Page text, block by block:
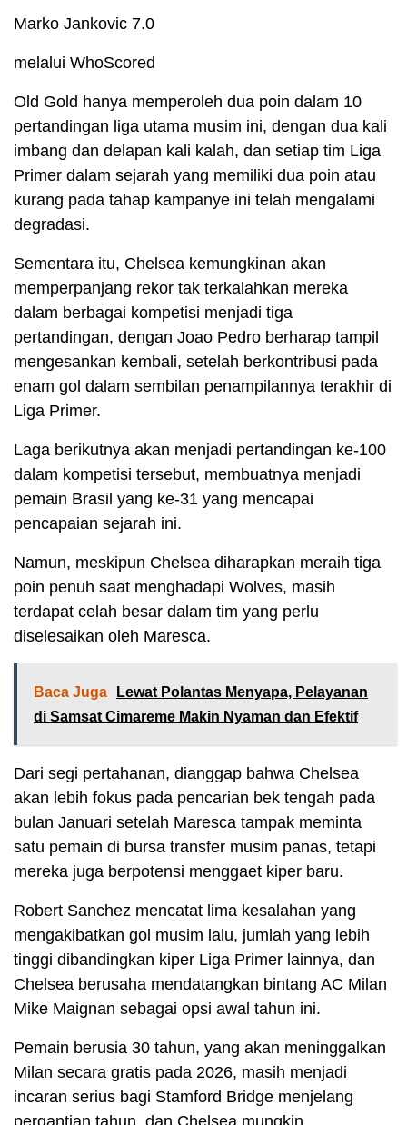
Marko Jankovic 7.0
melalui WhoScored
Old Gold hanya memperoleh dua poin dalam 10
pertandingan liga utama musim ini, dengan dua kali
imbang dan delapan kali kalah, dan setiap tim Liga
Primer dalam sejarah yang memiliki dua poin atau
kurang pada tahap kampanye ini telah mengalami
degradasi.
Sementara itu, Chelsea kemungkinan akan
memperpanjang rekor tak terkalahkan mereka
dalam berbagai kompetisi menjadi tiga
pertandingan, dengan Joao Pedro berharap tampil
mengesankan kembali, setelah berkontribusi pada
enam gol dalam sembilan penampilannya terakhir di
Liga Primer.
Laga berikutnya akan menjadi pertandingan ke-100
dalam kompetisi tersebut, membuatnya menjadi
pemain Brasil yang ke-31 yang mencapai
pencapaian sejarah ini.
Namun, meskipun Chelsea diharapkan meraih tiga
poin penuh saat menghadapi Wolves, masih
terdapat celah besar dalam tim yang perlu
diselesaikan oleh Maresca.
Baca Juga
Lewat Polantas Menyapa, Pelayanan
di Samsat Cimareme Makin Nyaman dan Efektif
Dari segi pertahanan, dianggap bahwa Chelsea
akan lebih fokus pada pencarian bek tengah pada
bulan Januari setelah Maresca tampak meminta
satu pemain di bursa transfer musim panas, tetapi
mereka juga berpotensi menggaet kiper baru.
Robert Sanchez mencatat lima kesalahan yang
mengakibatkan gol musim lalu, jumlah yang lebih
tinggi dibandingkan kiper Liga Primer lainnya, dan
Chelsea berusaha mendatangkan bintang AC Milan
Mike Maignan sebagai opsi awal tahun ini.
Pemain berusia 30 tahun, yang akan meninggalkan
Milan secara gratis pada 2026, masih menjadi
incaran serius bagi Stamford Bridge menjelang
pergantian tahun, dan Chelsea mungkin